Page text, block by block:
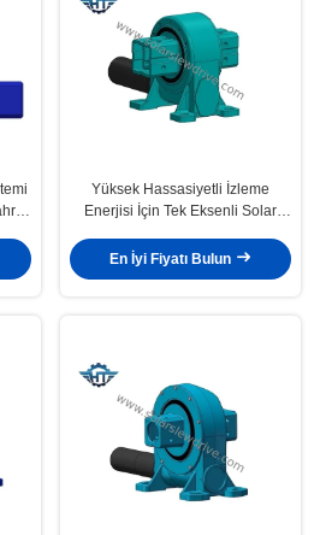
Yüksek Hassasiyetli İzleme
Enerjisi İçin Tek Eksenli Solar
En İyi Fiyatı Bulun